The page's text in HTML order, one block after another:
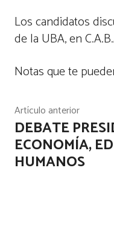
Los candidatos
de la UBA, en
Notas que te
Artículo anterior
DEBATE
ECONOMÍA,
HUMANOS